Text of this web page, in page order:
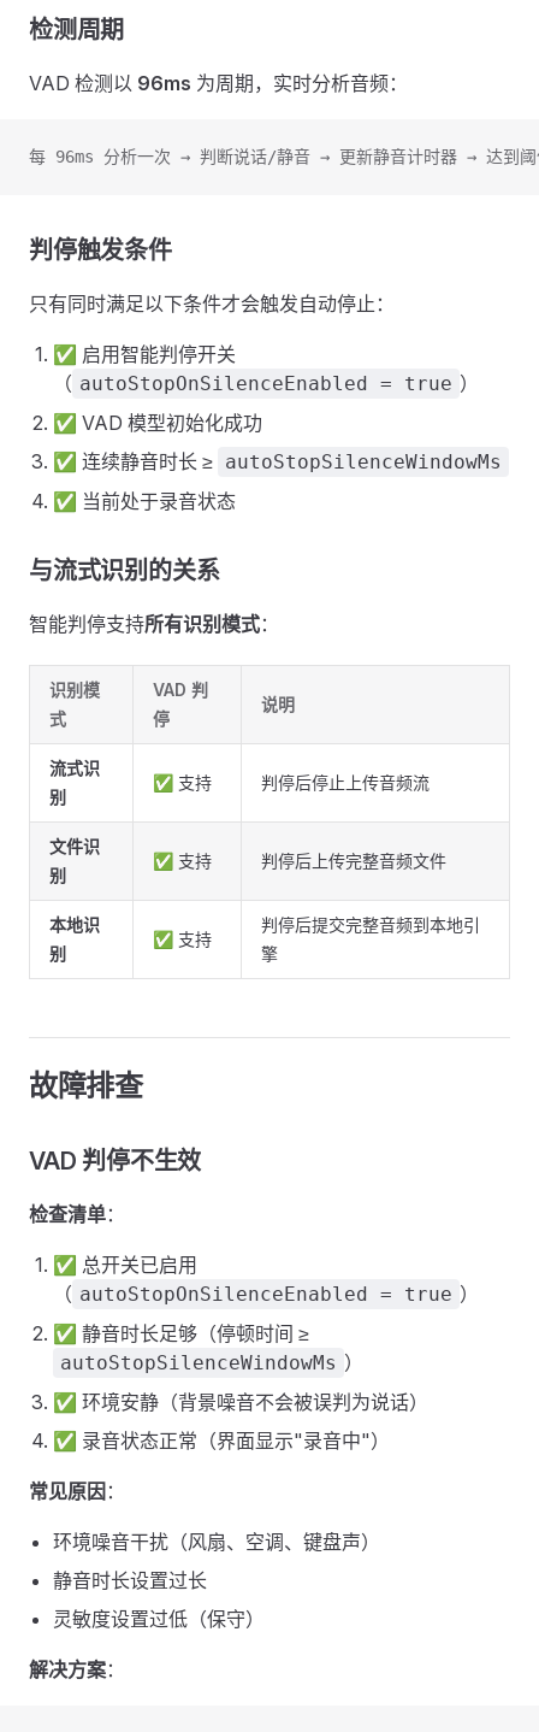
检测周期
VAD 检测以 96ms 为周期，实时分析音频：
每 96ms 分析一次 → 判断说话/静音 → 更新静音计时器 → 达到阈
判停触发条件
只有同时满足以下条件才会触发自动停止：
✅ 启用智能判停开关
（ autoStopOnSilenceEnabled = true ）
✅ VAD 模型初始化成功
✅ 连续静音时长 ≥ autoStopSilenceWindowMs
✅ 当前处于录音状态
与流式识别的关系
智能判停支持所有识别模式：
识别模
式
VAD 判
停
说明
流式识
别
✅ 支持 判停后停止上传音频流
文件识
别
✅ 支持 判停后上传完整音频文件
本地识
别
✅ 支持
判停后提交完整音频到本地引
擎
故障排查
VAD 判停不生效
检查清单：
✅ 总开关已启用
（ autoStopOnSilenceEnabled = true ）
✅ 静音时长足够（停顿时间 ≥
autoStopSilenceWindowMs ）
✅ 环境安静（背景噪音不会被误判为说话）
✅ 录音状态正常（界面显示"录音中"）
常见原因 ：
环境噪音干扰（风扇、空调、键盘声）
静音时长设置过长
灵敏度设置过低（保守）
解决方案：